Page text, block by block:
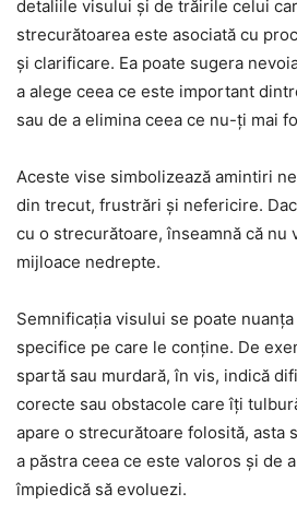
detaliile visului și de trăirile celui
strecurătoarea este asociată cu
și clarificare. Ea poate sugera
a alege ceea ce este important
sau de a elimina ceea ce nu-ți mai
Aceste vise simbolizează amintiri
din trecut, frustrări și nefericire.
cu o strecurătoare, înseamnă că nu
mijloace nedrepte.
Semnificația visului se poate
specifice pe care le conține. De
spartă sau murdară, în vis, indică
corecte sau obstacole care îți
apare o strecurătoare folosită, asta
a păstra ceea ce este valoros și de
împiedică să evoluezi.